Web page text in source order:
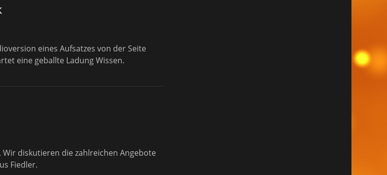
eines Aufsatzes von der Seite
eine geballte Ladung Wissen.
diskutieren die zahlreichen Angebote
Fiedler.